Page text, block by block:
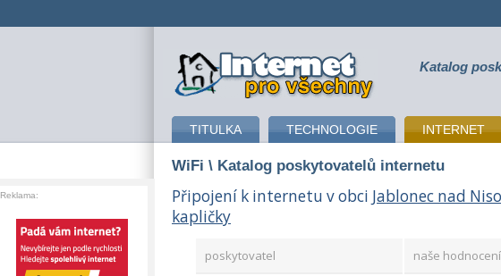
připojení k internetu Katalog
TITULKA TECHNOLOGIE INTERNET
WiFi \ Katalog poskytovatelů internetu
Připojení k internetu v obci Jablonec nad
kapličky
poskytovatel naše hodnocení
Reklama: